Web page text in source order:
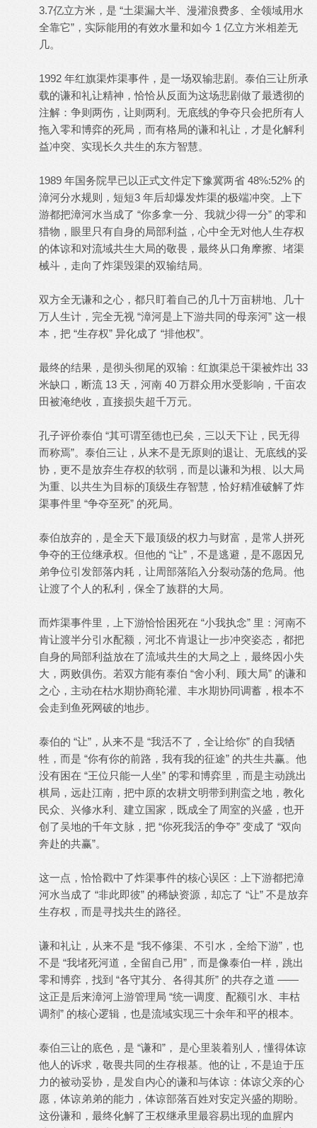
3.7亿立方米，是 “土渠漏大半、漫灌浪费多、全领域用水
全靠它”，实际能用的有效水量和如今 1 亿立方米相差无
几。
1992 年红旗渠炸渠事件，是一场双输悲剧。泰伯三让所承
载的谦和礼让精神，恰恰从反面为这场悲剧做了最透彻的
注解：争则两伤，让则两利。无底线的争夺只会把所有人
拖入零和博弈的死局，而有格局的谦和礼让，才是化解利
益冲突、实现长久共生的东方智慧。
1989 年国务院早已以正式文件定下豫冀两省 48%:52% 的
漳河分水规则，短短3 年后却爆发炸渠的极端冲突。上下
游都把漳河水当成了 “你多拿一分、我就少得一分” 的零和
猎物，眼里只有自身的局部利益，心中全无对他人生存权
的体谅和对流域共生大局的敬畏，最终从口角摩擦、堵渠
械斗，走向了炸渠毁渠的双输结局。
双方全无谦和之心，都只盯着自己的几十万亩耕地、几十
万人生计，完全无视 “漳河是上下游共同的母亲河” 这一根
本，把 “生存权” 异化成了 “排他权”。
最终的结果，是彻头彻尾的双输：红旗渠总干渠被炸出 33
米缺口，断流 13 天，河南 40 万群众用水受影响，千亩农
田被淹绝收，直接损失超千万元。
孔子评价泰伯 “其可谓至德也已矣，三以天下让，民无得
而称焉”。泰伯三让，从来不是无原则的退让、无底线的妥
协，更不是放弃生存权的软弱，而是以谦和为根、以大局
为重、以共生为目标的顶级生存智慧，恰好精准破解了炸
渠事件里 “争夺至死” 的死局。
泰伯放弃的，是全天下最顶级的权力与财富，是常人拼死
争夺的王位继承权。但他的 “让”，不是逃避，是不愿因兄
弟争位引发部落内耗，让周部落陷入分裂动荡的危局。他
让渡了个人的私利，保全了族群的大局。
而炸渠事件里，上下游恰恰困死在 “小我执念” 里：河南不
肯让渡半分引水配额，河北不肯退让一步冲突姿态，都把
自身的局部利益放在了流域共生的大局之上，最终因小失
大，两败俱伤。若双方能有泰伯 “舍小利、顾大局” 的谦和
之心，主动在枯水期协商轮灌、丰水期协同调蓄，根本不
会走到鱼死网破的地步。
泰伯的 “让”，从来不是 “我活不了，全让给你” 的自我牺
牲，而是 “你有你的前路，我有我的征途” 的共生共赢。他
没有困在 “王位只能一人坐” 的零和博弈里，而是主动跳出
棋局，远赴江南，把中原的农耕文明带到荆蛮之地，教化
民众、兴修水利、建立国家，既成全了周室的兴盛，也开
创了吴地的千年文脉，把 “你死我活的争夺” 变成了 “双向
奔赴的共赢”。
这一点，恰恰戳中了炸渠事件的核心误区：上下游都把漳
河水当成了 “非此即彼” 的稀缺资源，却忘了 “让” 不是放弃
生存权，而是寻找共生的路径。
谦和礼让，从来不是 “我不修渠、不引水，全给下游”，也
不是 “我堵死河道，全留自己用”，而是像泰伯一样，跳出
零和博弈，找到 “各守其分、各得其所” 的共存之道 ——
这正是后来漳河上游管理局 “统一调度、配额引水、丰枯
调剂” 的核心逻辑，也是流域实现三十余年和平的根本。
泰伯三让的底色，是 “谦和”， 是心里装着别人，懂得体谅
他人的诉求，敬畏共同的生存根基。他的让，不是迫于压
力的被动妥协，是发自内心的谦和与体谅：体谅父亲的心
愿，体谅弟弟的能力，体谅部落百姓对安定兴盛的期盼。
这份谦和，最终化解了王权继承里最容易出现的血腥内